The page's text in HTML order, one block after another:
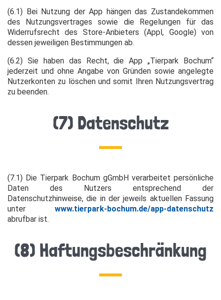
(6.1) Bei Nutzung der App hängen das Zustandekommen
des Nutzungsvertrages sowie die Regelungen für das
Widerrufsrecht des Store-Anbieters (Appl, Google) von
dessen jeweiligen Bestimmungen ab.
(6.2) Sie haben das Recht, die App „Tierpark Bochum“
jederzeit und ohne Angabe von Gründen sowie angelegte
Nutzerkonten zu löschen und somit Ihren Nutzungsvertrag
zu beenden.
(7) Datenschutz
(7.1) Die Tierpark Bochum gGmbH verarbeitet persönliche
Daten des Nutzers entsprechend der
Datenschutzhinweise, die in der jeweils aktuellen Fassung
unter www.tierpark-bochum.de/app-datenschutz
abrufbar ist.
(8) Haftungsbeschränkung